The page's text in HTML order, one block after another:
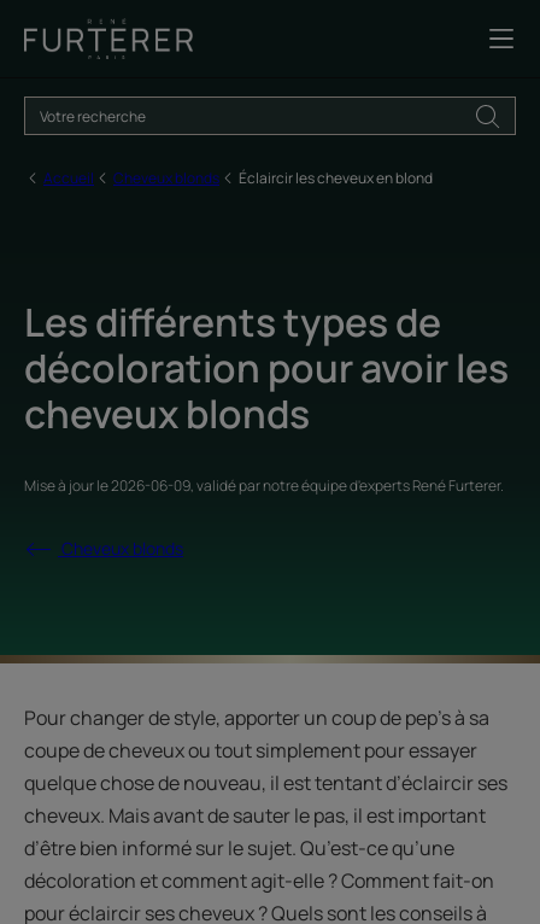
Accueil Cheveux blonds Éclaircir les cheveux en blond
Les différents types de
décoloration pour avoir les
cheveux blonds
Mise à jour le2026-06-09, validé parnotre équipe d'experts René Furterer.
Cheveux blonds
Pour changer de style, apporter un coup de pep’s à sa
coupe de cheveux ou tout simplement pour essayer
quelque chose de nouveau, il est tentant d’éclaircir ses
cheveux. Mais avant de sauter le pas, il est important
d’être bien informé sur le sujet. Qu’est-ce qu’une
décoloration et comment agit-elle ? Comment fait-on
pour éclaircir ses cheveux ? Quels sont les conseils à